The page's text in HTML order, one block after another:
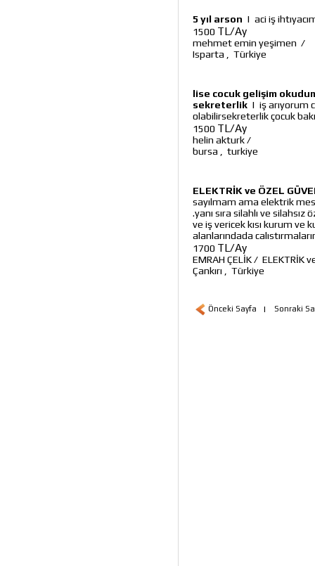
5 yıl arson | aci iş
1500 TL/Ay
mehmet emin yeşimen /
Isparta
Türkiye
lise cocuk gelişim
sekreterlik | iş arıyorum
olabilirsekreterlik çocuk
1500 TL/Ay
helin akturk/
bursa
turkiye
ELEKTRİK ve ÖZEL
sayılmam ama elektrik
.yanı sıra silahlı ve
ve iş vericek kısı kurum ve
alanlarındada
1700 TL/Ay
EMRAH ÇELİK/ ELEKTRİK
Çankırı
Türkiye
Önceki Sayfa | Sonraki